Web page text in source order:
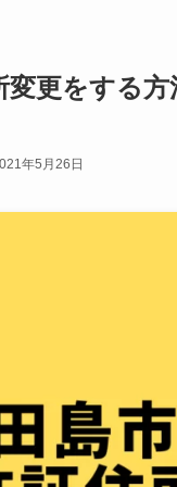
更をする
年5月26日